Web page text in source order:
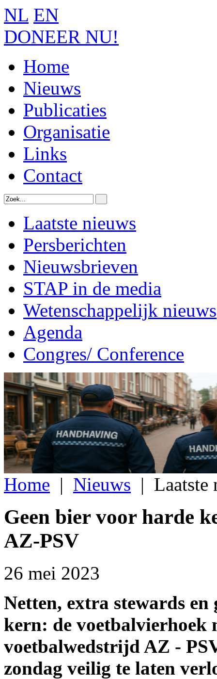
NL EN
DONEER NU!
Home
Nieuws
Publicaties
Organisatie
Links
Contact
Laatste nieuws
Persberichten
Nieuwsbrieven
STAP in de media
Wetenschappelijk nieuws
Agenda
Congres/ Conference
Home | Nieuws | Laatste
Geen bier voor harde
AZ-PSV
26 mei 2023
Netten, extra stewards
kern: de voetbalvierhoek
voetbalwedstrijd AZ -
zondag veilig te laten